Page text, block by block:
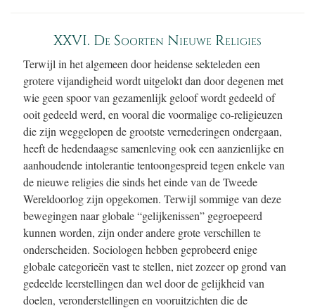
XXVI. De Soorten Nieuwe Religies
Terwijl in het algemeen door heidense sekteleden een
grotere vijandigheid wordt uitgelokt dan door degenen met
wie geen spoor van gezamenlijk geloof wordt gedeeld of
ooit gedeeld werd, en vooral die voormalige co-religieuzen
die zijn weggelopen de grootste vernederingen ondergaan,
heeft de hedendaagse samenleving ook een aanzienlijke en
aanhoudende intolerantie tentoongespreid tegen enkele van
de nieuwe religies die sinds het einde van de Tweede
Wereldoorlog zijn opgekomen. Terwijl sommige van deze
bewegingen naar globale “gelijkenissen” gegroepeerd
kunnen worden, zijn onder andere grote verschillen te
onderscheiden. Sociologen hebben geprobeerd enige
globale categorieën vast te stellen, niet zozeer op grond van
gedeelde leerstellingen dan wel door de gelijkheid van
doelen, veronderstellingen en vooruitzichten die de